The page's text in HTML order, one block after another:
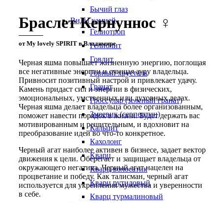
Бычий глаз
Виды камней
Гелиотроп
Гелиолит
Говлит
Горный хрусталь
Гранат
Гроссуляр (зеленый гранат)
Змеевик (серпентин)
Кальцит
Кахолонг
Кварц
Кварц волосатик
Кварц рутиловый
Кварц турмалиновый
Браслет Кернуннос ♀
от My lovely SPIRIT в Владимире
Черная яшма повышает жизненную энергию, поглощая
все негативные энергии и очищая ауру владельца.
Привносит позитивный настрой и привлекает удачу.
Камень придаст сил и энергии в физических,
эмоциональных, умственных или духовных делах.
Черная яшма делает владельца более организованным,
поможет навести порядок в жизни. Будет держать вас
мотивированным и решительным, и вдохновит на
преобразование идей во что-то конкретное.
Черный агат наиболее активен в бизнесе, задает вектор
движения к цели. Оберегает и защищает владельца от
окружающего негатива. Черный агат нацелен на
процветание и победу. Как талисман, черный агат
используется для укрепления мужества и уверенности
в себе.